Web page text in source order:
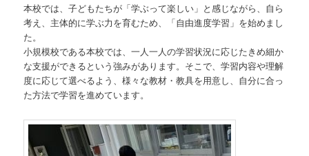
本校では、子どもたちが「学ぶって楽しい」と感じながら、自ら
考え、主体的に学ぶ力を育むため、「自由進度学習」を始めまし
た。
小規模校である本校では、一人一人の学習状況に応じたきめ細か
な支援ができるという強みがあります。そこで、学習内容や理解
度に応じて選べるよう、様々な教材・教具を用意し、自分に合っ
た方法で学習を進めています。